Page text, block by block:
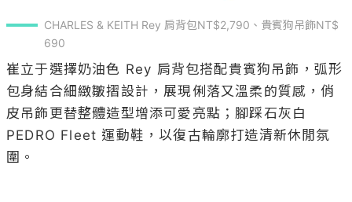
CHARLES & KEITH Rey 肩背包NT$2,790、貴賓狗吊飾NT$
690
崔立于選擇奶油色 Rey 肩背包搭配貴賓狗吊飾，弧形
包身結合細緻皺摺設計，展現俐落又溫柔的質感，俏
皮吊飾更替整體造型增添可愛亮點；腳踩石灰白
PEDRO Fleet 運動鞋，以復古輪廓打造清新休閒氛
圍。